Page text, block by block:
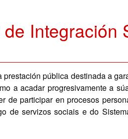
Integración
pública destinada a
a acadar progresivamente a
de participar en procesos
de servizos sociais e do